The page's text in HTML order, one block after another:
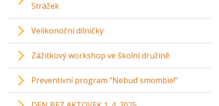
Strážek
Velikonoční dílničky
Zážitkový workshop ve školní družině
Preventivní program "Nebuď smombie!"